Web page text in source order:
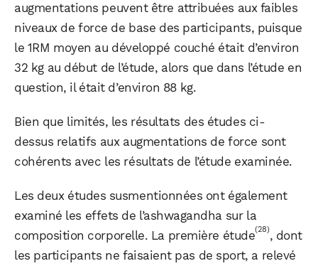
augmentations peuvent être attribuées aux faibles
niveaux de force de base des participants, puisque
le 1RM moyen au développé couché était d’environ
32 kg au début de l’étude, alors que dans l’étude en
question, il était d’environ 88 kg.
Bien que limités, les résultats des études ci-
dessus relatifs aux augmentations de force sont
cohérents avec les résultats de l’étude examinée.
Les deux études susmentionnées ont également
examiné les effets de l’ashwagandha sur la
composition corporelle. La première étude(28), dont
les participants ne faisaient pas de sport, a relevé